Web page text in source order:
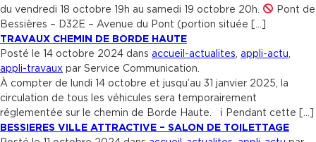
du vendredi 18 octobre 19h au samedi 19 octobre 20h.
Pont de
Bessières – D32E – Avenue du Pont (portion située […]
TRAVAUX CHEMIN DE BORDE HAUTE
Posté le 14 octobre 2024 dans accueil-actualites appli-actu
appli-travaux par Service Communication.
À compter de lundi 14 octobre et jusqu’au 31 janvier 2025, la
circulation de tous les véhicules sera temporairement
réglementée sur le chemin de Borde Haute. ℹ Pendant cette […]
BESSIERES VILLE ATTRACTIVE – SALON DE TOILETTAGE